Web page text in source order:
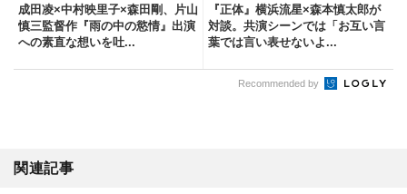
成田凌×中村映里子×森田剛、片山
慎三監督作『雨の中の慾情』出演
への素直な想いを吐...
『正体』横浜流星×森本慎太郎が
対談。共演シーンでは「お互い言
葉では言い表せないよ...
Recommended by
関連記事